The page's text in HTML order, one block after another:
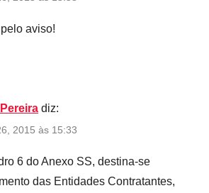
aviso!
diz:
2015 às 15:33
6 do Anexo SS, destina-se
das Entidades Contratantes,